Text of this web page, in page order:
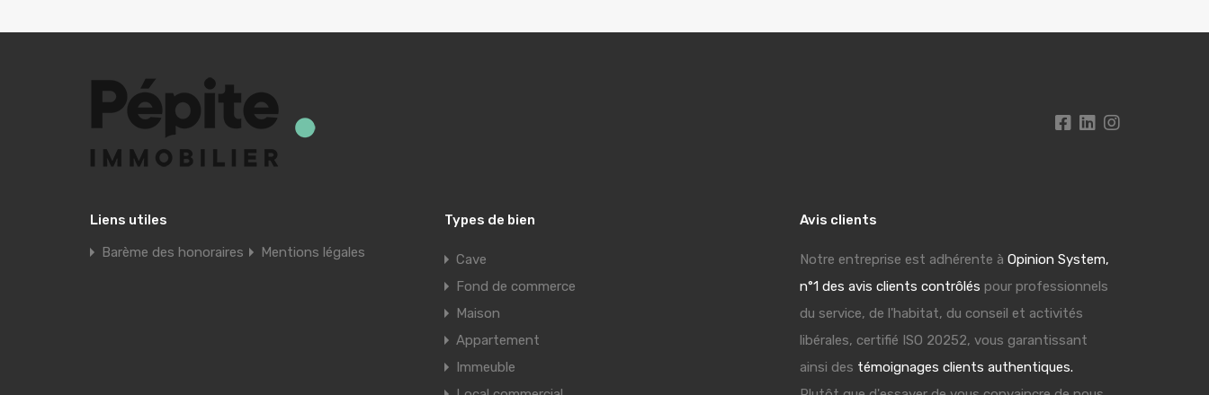
Liens utiles
Barème des honoraires
Mentions légales
Types de bien
Cave
Fond de commerce
Maison
Appartement
Immeuble
Avis clients
Notre entreprise est adhérente à Opinion System,
n°1 des avis clients contrôlés pour professionnels
du service, de l'habitat, du conseil et activités
libérales, certifié ISO 20252, vous garantissant
ainsi des témoignages clients authentiques.